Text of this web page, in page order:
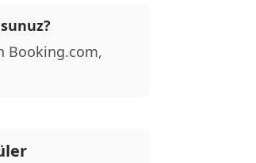
Booking.com,